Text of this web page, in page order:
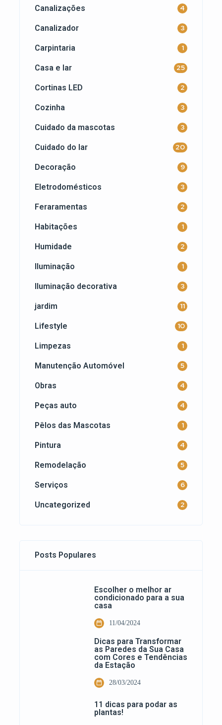
Canalizações 4
Canalizador 3
Carpintaria 1
Casa e lar 25
Cortinas LED 2
Cozinha 3
Cuidado da mascotas 3
Cuidado do lar 20
Decoração 9
Eletrodomésticos 3
Feraramentas 2
Habitações 1
Humidade 2
Iluminação 1
Iluminação decorativa 3
jardim 11
Lifestyle 10
Limpezas 1
Manutenção Automóvel 5
Obras 4
Peças auto 4
Pêlos das Mascotas 1
Pintura 4
Remodelação 5
Serviços 6
Uncategorized 2
Posts Populares
Escolher o melhor ar
condicionado para a sua
casa
11/04/2024
Dicas para Transformar
as Paredes da Sua Casa
com Cores e Tendências
da Estação
28/03/2024
11 dicas para podar as
plantas!